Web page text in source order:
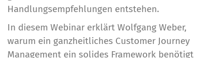
Handlungsempfehlungen entstehen.
In diesem Webinar erklärt Wolfgang Weber,
warum ein ganzheitliches Customer Journey
Management ein solides Framework benötigt